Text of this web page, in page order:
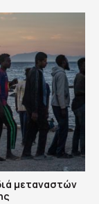
μεταναστών